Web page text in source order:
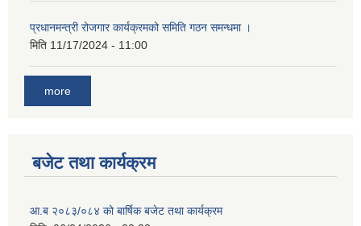
प्रधानमन्त्री रोजगार कार्यक्रमको समिति गठन समन्धमा ।
मिति 11/17/2024 - 11:00
more
बजेट तथा कार्यक्रम
आ.ब २०८३/०८४ को बार्षिक बजेट तथा कार्यक्रम